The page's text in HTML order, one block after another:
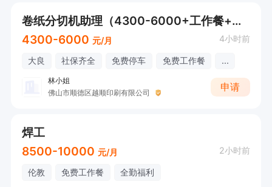
卷纸分切机助理（4300-6000+工作餐+接受应届生）
4300-6000 元/月 4小时前
大良 社保齐全 免费停车 免费工作餐 ...
林小姐
佛山市顺德区越顺印刷有限公司
申请
焊工
8500-10000 元/月 2小时前
伦教 免费工作餐 全勤福利